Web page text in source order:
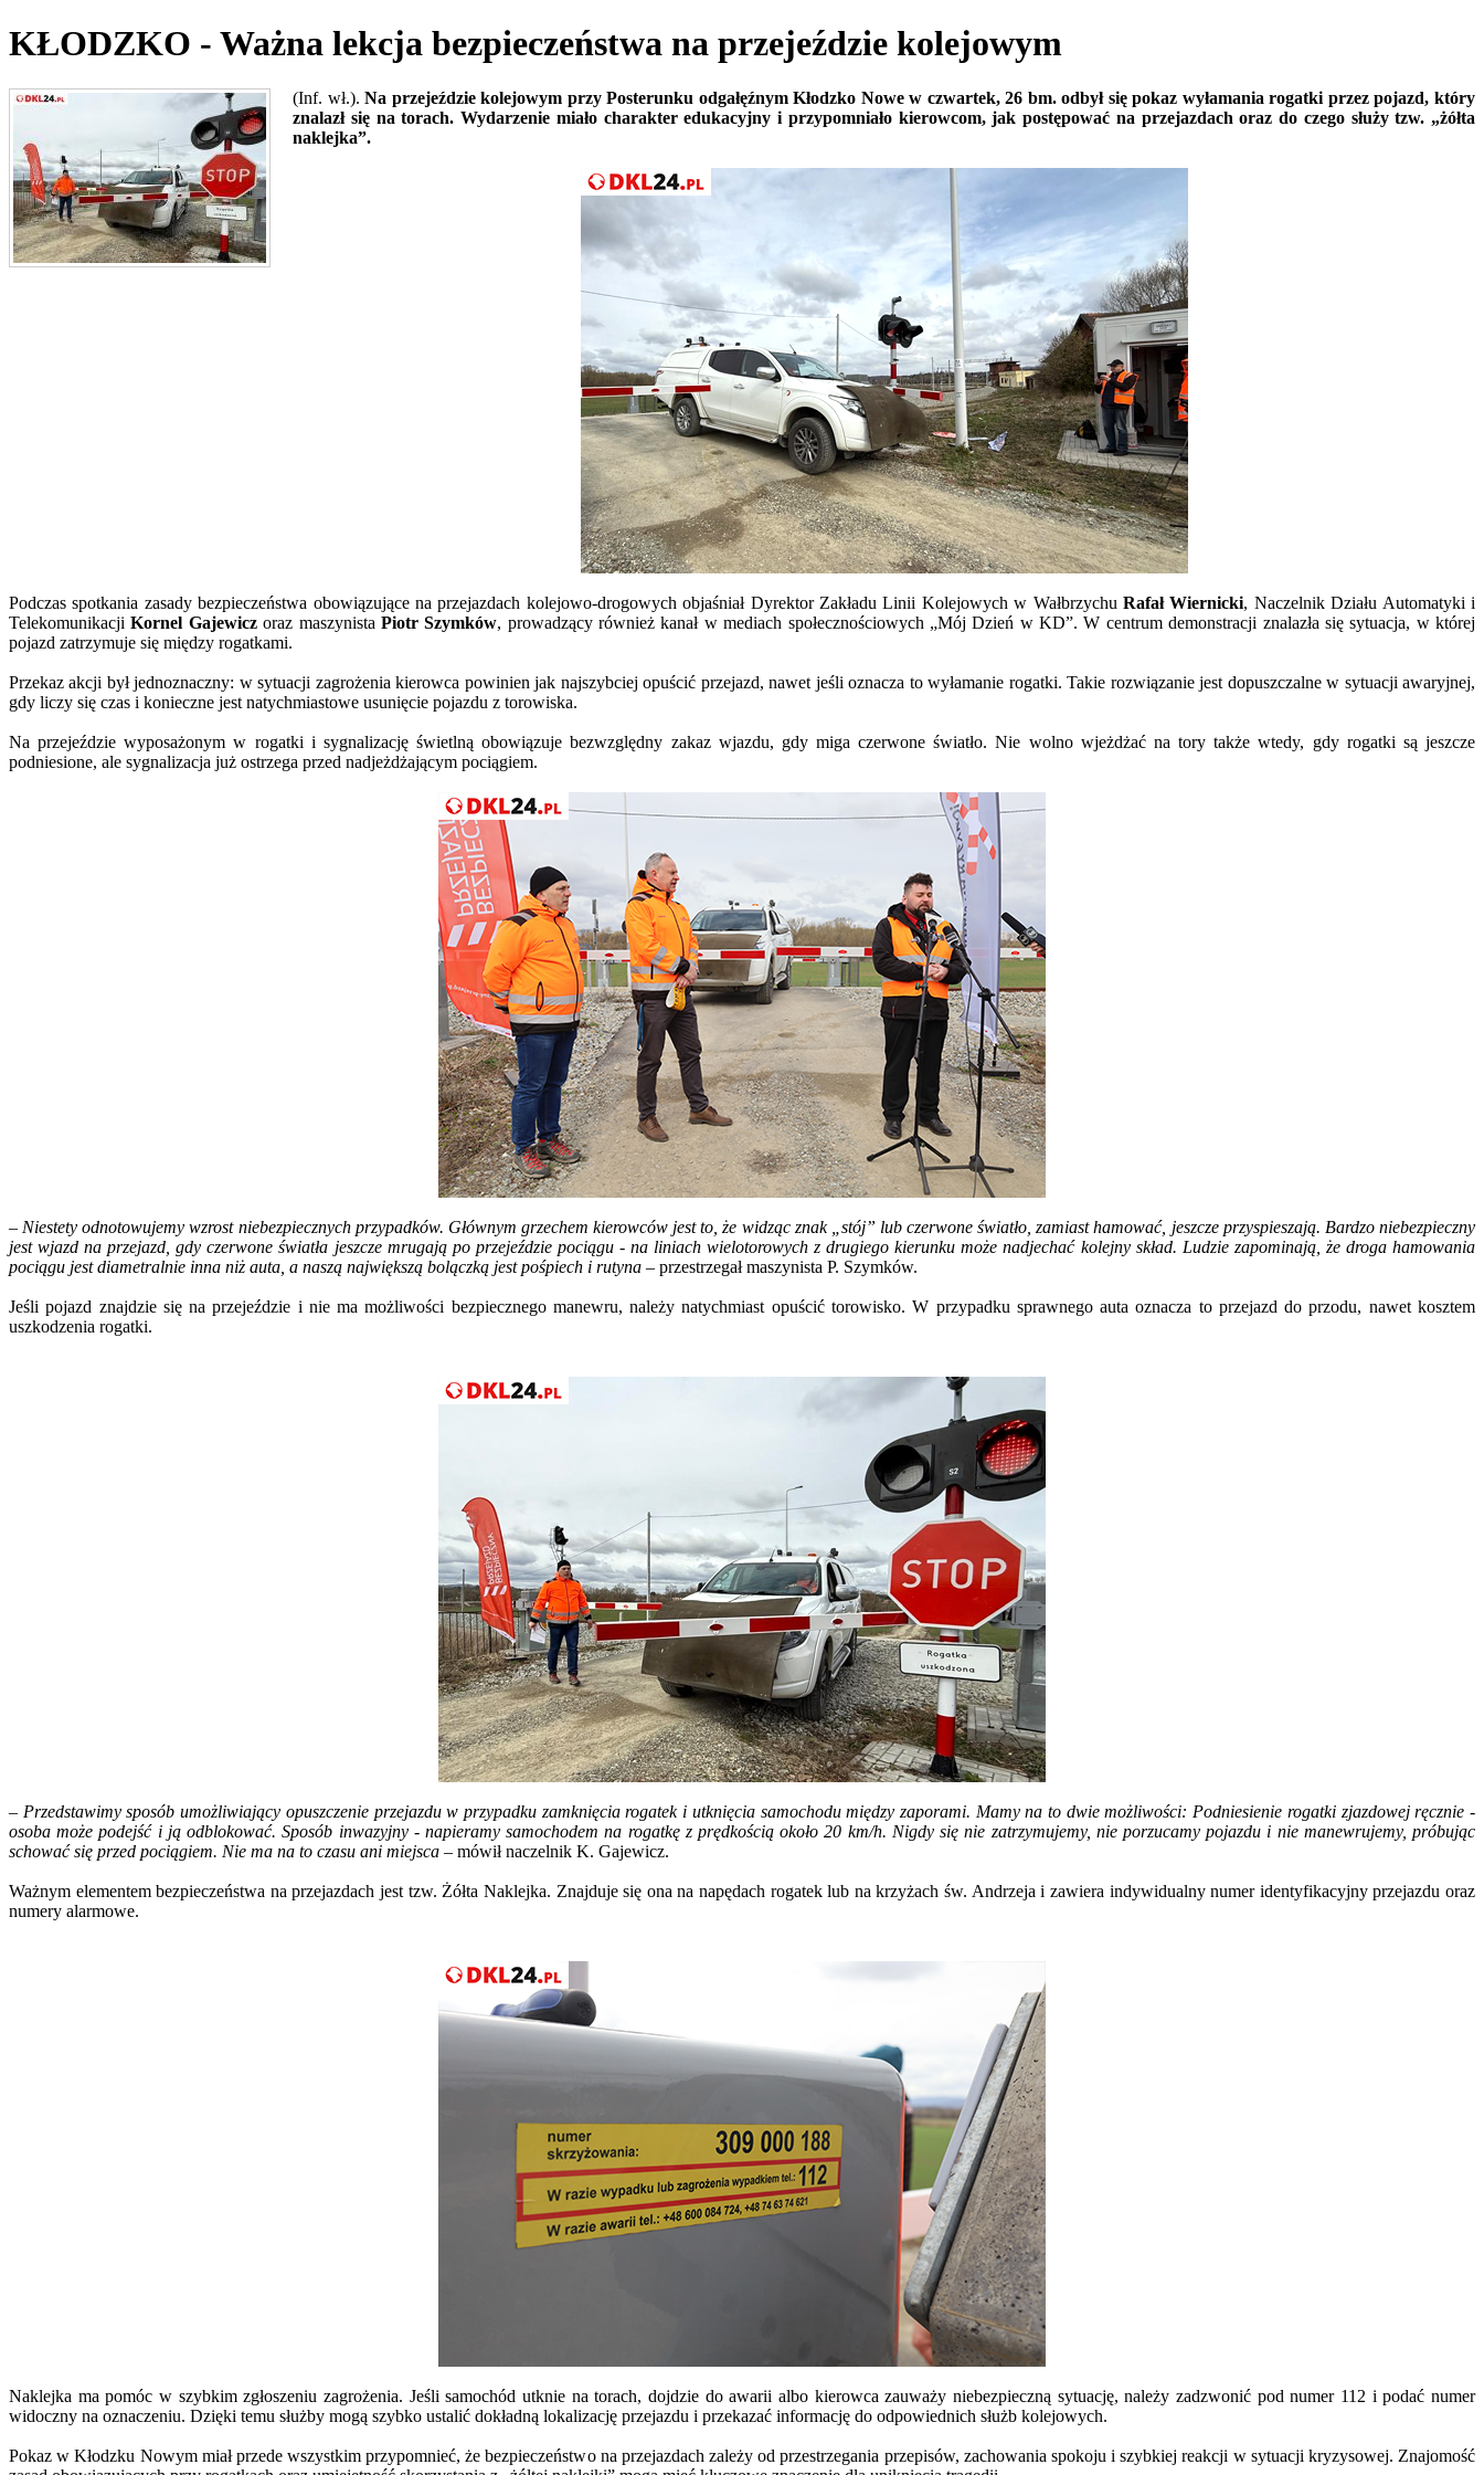
KŁODZKO - Ważna lekcja bezpieczeństwa na przejeździe kolejowym
(Inf. wł.).Na przejeździe kolejowym przy Posterunku odgałęźnym Kłodzko Nowe w czwartek, 26 bm. odbył się pokaz wyłamania rogatki przez pojazd, który
znalazł się na torach. Wydarzenie miało charakter edukacyjny i przypomniało kierowcom, jak postępować na przejazdach oraz do czego służy tzw. „żółta
naklejka”.
Podczas spotkania zasady bezpieczeństwa obowiązujące na przejazdach kolejowo-drogowych objaśniał Dyrektor Zakładu Linii Kolejowych w Wałbrzychu Rafał Wiernicki, Naczelnik Działu Automatyki i
TelekomunikacjiKornel Gajewiczoraz maszynista Piotr Szymków, prowadzący również kanał w mediach społecznościowych „Mój Dzień w KD”. W centrum demonstracji znalazła się sytuacja, w której
pojazd zatrzymuje się między rogatkami.
Przekaz akcji był jednoznaczny: w sytuacji zagrożenia kierowca powinien jak najszybciej opuścić przejazd, nawet jeśli oznacza to wyłamanie rogatki. Takie rozwiązanie jest dopuszczalne w sytuacji awaryjnej,
gdy liczy się czas i konieczne jest natychmiastowe usunięcie pojazdu z torowiska.
Na przejeździe wyposażonym w rogatki i sygnalizację świetlną obowiązuje bezwzględny zakaz wjazdu, gdy miga czerwone światło. Nie wolno wjeżdżać na tory także wtedy, gdy rogatki są jeszcze
podniesione, ale sygnalizacja już ostrzega przed nadjeżdżającym pociągiem.
– Niestety odnotowujemy wzrost niebezpiecznych przypadków. Głównym grzechem kierowców jest to, że widząc znak „stój” lub czerwone światło, zamiast hamować, jeszcze przyspieszają. Bardzo niebezpieczny
jest wjazd na przejazd, gdy czerwone światła jeszcze mrugają po przejeździe pociągu - na liniach wielotorowych z drugiego kierunku może nadjechać kolejny skład. Ludzie zapominają, że droga hamowania
pociągu jest diametralnie inna niż auta, a naszą największą bolączką jest pośpiech i rutyna – przestrzegał maszynista P. Szymków.
Jeśli pojazd znajdzie się na przejeździe i nie ma możliwości bezpiecznego manewru, należy natychmiast opuścić torowisko. W przypadku sprawnego auta oznacza to przejazd do przodu, nawet kosztem
uszkodzenia rogatki.
– Przedstawimy sposób umożliwiający opuszczenie przejazdu w przypadku zamknięcia rogatek i utknięcia samochodu między zaporami. Mamy na to dwie możliwości: Podniesienie rogatki zjazdowej ręcznie -
osoba może podejść i ją odblokować. Sposób inwazyjny - napieramy samochodem na rogatkę z prędkością około 20 km/h. Nigdy się nie zatrzymujemy, nie porzucamy pojazdu i nie manewrujemy, próbując
schować się przed pociągiem. Nie ma na to czasu ani miejsca – mówił naczelnik K. Gajewicz.
Ważnym elementem bezpieczeństwa na przejazdach jest tzw. Żółta Naklejka. Znajduje się ona na napędach rogatek lub na krzyżach św. Andrzeja i zawiera indywidualny numer identyfikacyjny przejazdu oraz
numery alarmowe.
Naklejka ma pomóc w szybkim zgłoszeniu zagrożenia. Jeśli samochód utknie na torach, dojdzie do awarii albo kierowca zauważy niebezpieczną sytuację, należy zadzwonić pod numer 112 i podać numer
widoczny na oznaczeniu. Dzięki temu służby mogą szybko ustalić dokładną lokalizację przejazdu i przekazać informację do odpowiednich służb kolejowych.
Pokaz w Kłodzku Nowym miał przede wszystkim przypomnieć, że bezpieczeństwo na przejazdach zależy od przestrzegania przepisów, zachowania spokoju i szybkiej reakcji w sytuacji kryzysowej. Znajomość